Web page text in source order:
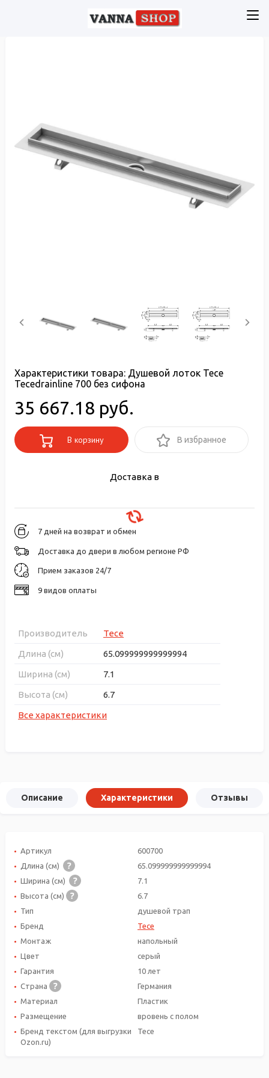
Характеристики товара: Душевой лоток Tece
Tecedrainline 700 без сифона
35 667.18 руб.
В корзину В избранное
Доставка в
7 дней на возврат и обмен
Доставка до двери в любом регионе РФ
Прием заказов 24/7
9 видов оплаты
Производитель
Tece
Длина (см)
65.099999999999994
Ширина (см)
7.1
Высота (см)
6.7
Все характеристики
Описание Характеристики Отзывы
Артикул
600700
Длина (см)
65.099999999999994
Ширина (см)
7.1
Высота (см)
6.7
Тип
душевой трап
Бренд
Tece
Монтаж
напольный
Цвет
серый
Гарантия
10 лет
Страна
Германия
Материал
Пластик
Размещение
вровень с полом
Бренд текстом (для выгрузки
Ozon.ru)
Tece